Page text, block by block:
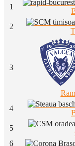
1
2
3
4
5
6